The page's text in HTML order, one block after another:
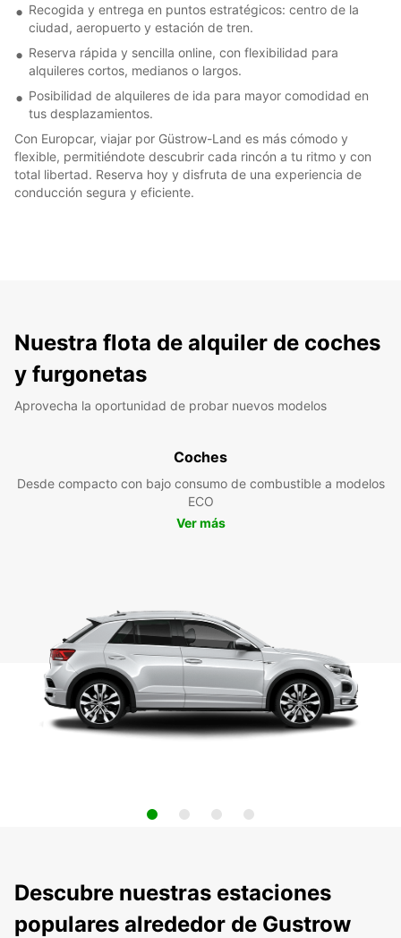
Recogida y entrega en puntos estratégicos: centro de la
ciudad, aeropuerto y estación de tren.
Reserva rápida y sencilla online, con flexibilidad para
alquileres cortos, medianos o largos.
Posibilidad de alquileres de ida para mayor comodidad en
tus desplazamientos.
Con Europcar, viajar por Güstrow-Land es más cómodo y
flexible, permitiéndote descubrir cada rincón a tu ritmo y con
total libertad. Reserva hoy y disfruta de una experiencia de
conducción segura y eficiente.
Nuestra flota de alquiler de coches
y furgonetas
Aprovecha la oportunidad de probar nuevos modelos
Coches
Desde compacto con bajo consumo de combustible a modelos
ECO
Ver más
Descubre nuestras estaciones
populares alrededor de Gustrow